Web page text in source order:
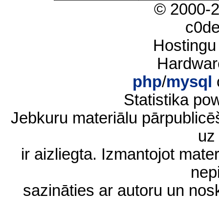
© 2000-
php/mysql
Statistika
Jebkuru materiālu
ir aizliegta. Izmantojot
sazināties ar autoru un